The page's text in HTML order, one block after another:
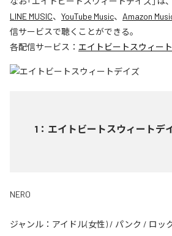
LINE MUSIC、 YouTube Music、 Amazon
信サービスで聴くことができる。
各配信サービス： エイトビートスウィー
1 ： エイトビートスウィートデ
NERO
ジャンル： アイドル(女性) / パンク / ロッ